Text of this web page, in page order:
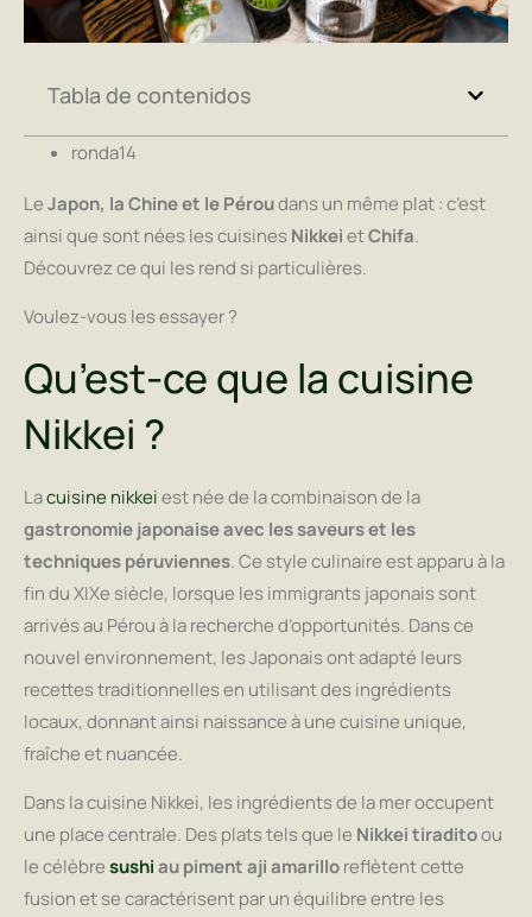
Tabla de contenidos
ronda14
LeJapon, la Chine et le Péroudans un même plat : c’est
ainsi que sont nées les cuisinesNikkeietChifa.
Découvrez ce qui les rend si particulières.
Voulez-vous les essayer ?
Qu’est-ce que la cuisine
Nikkei ?
Lacuisine nikkeiest née de la combinaison de la
gastronomie japonaise avec les saveurs et les
techniques péruviennes. Ce style culinaire est apparu à la
fin du XIXe siècle, lorsque les immigrants japonais sont
arrivés au Pérou à la recherche d’opportunités. Dans ce
nouvel environnement, les Japonais ont adapté leurs
recettes traditionnelles en utilisant des ingrédients
locaux, donnant ainsi naissance à une cuisine unique,
fraîche et nuancée.
Dans la cuisine Nikkei, les ingrédients de la mer occupent
une place centrale. Des plats tels que le Nikkei tiraditoou
le célèbresushiau piment aji amarilloreflètent cette
fusion et se caractérisent par un équilibre entre les